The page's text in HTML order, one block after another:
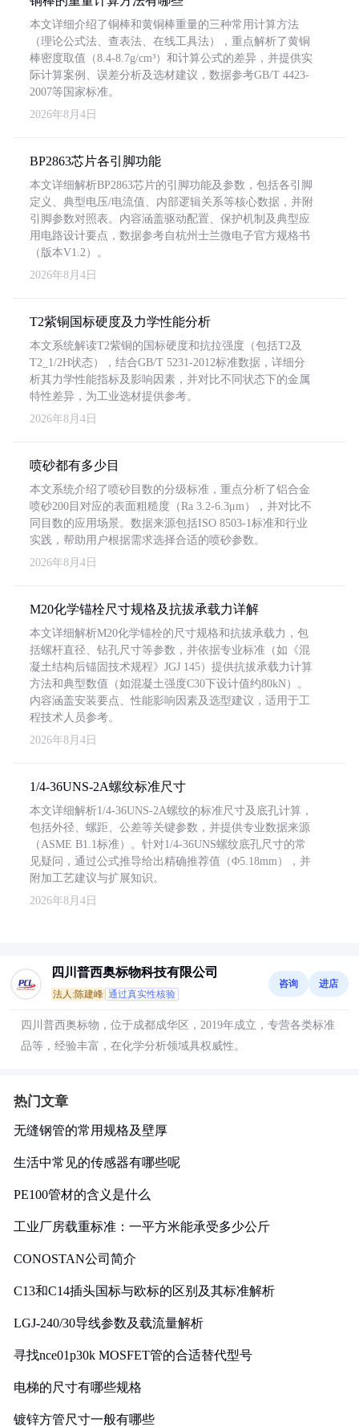
本文详细介绍了铜棒和黄铜棒重量的三种常用计算方法
（理论公式法、查表法、在线工具法），重点解析了黄铜
棒密度取值（8.4-8.7g/cm³）和计算公式的差异，并提供实
际计算案例、误差分析及选材建议，数据参考GB/T 4423-
2007等国家标准。
2026年8月4日
BP2863芯片各引脚功能
本文详细解析BP2863芯片的引脚功能及参数，包括各引脚
定义、典型电压/电流值、内部逻辑关系等核心数据，并附
引脚参数对照表。内容涵盖驱动配置、保护机制及典型应
用电路设计要点，数据参考自杭州士兰微电子官方规格书
（版本V1.2）。
2026年8月4日
T2紫铜国标硬度及力学性能分析
本文系统解读T2紫铜的国标硬度和抗拉强度（包括T2及
T2_1/2H状态），结合GB/T 5231-2012标准数据，详细分
析其力学性能指标及影响因素，并对比不同状态下的金属
特性差异，为工业选材提供参考。
2026年8月4日
喷砂都有多少目
本文系统介绍了喷砂目数的分级标准，重点分析了铝合金
喷砂200目对应的表面粗糙度（Ra 3.2-6.3μm），并对比不
同目数的应用场景。数据来源包括ISO 8503-1标准和行业
实践，帮助用户根据需求选择合适的喷砂参数。
2026年8月4日
M20化学锚栓尺寸规格及抗拔承载力详解
本文详细解析M20化学锚栓的尺寸规格和抗拔承载力，包
括螺杆直径、钻孔尺寸等参数，并依据专业标准（如《混
凝土结构后锚固技术规程》JGJ 145）提供抗拔承载力计算
方法和典型数值（如混凝土强度C30下设计值约80kN）。
内容涵盖安装要点、性能影响因素及选型建议，适用于工
程技术人员参考。
2026年8月4日
1/4-36UNS-2A螺纹标准尺寸
本文详细解析1/4-36UNS-2A螺纹的标准尺寸及底孔计算，
包括外径、螺距、公差等关键参数，并提供专业数据来源
（ASME B1.1标准）。针对1/4-36UNS螺纹底孔尺寸的常
见疑问，通过公式推导给出精确推荐值（Φ5.18mm），并
附加工艺建议与扩展知识。
2026年8月4日
四川普西奥标物科技有限公司
法人:陈建峰 通过真实性核验
咨询 进店
四川普西奥标物，位于成都成华区，2019年成立，专营各类标准
品等，经验丰富，在化学分析领域具权威性。
热门文章
无缝钢管的常用规格及壁厚
生活中常见的传感器有哪些呢
PE100管材的含义是什么
工业厂房载重标准：一平方米能承受多少公斤
CONOSTAN公司简介
C13和C14插头国标与欧标的区别及其标准解析
LGJ-240/30导线参数及载流量解析
寻找nce01p30k MOSFET管的合适替代型号
电梯的尺寸有哪些规格
镀锌方管尺寸一般有哪些